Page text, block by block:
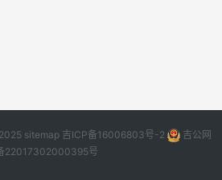
sitemap 吉ICP备16006803号-2
吉公网
22017302000395号